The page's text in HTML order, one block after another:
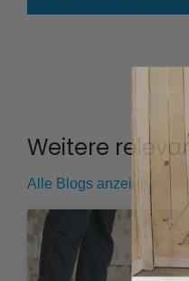
Weitere
Alle Blogs anzeigen